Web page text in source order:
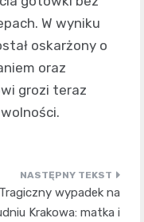
W wyniku
oskarżony o
oraz
grozi teraz
Tragiczny wypadek na
Krakowa: matka i